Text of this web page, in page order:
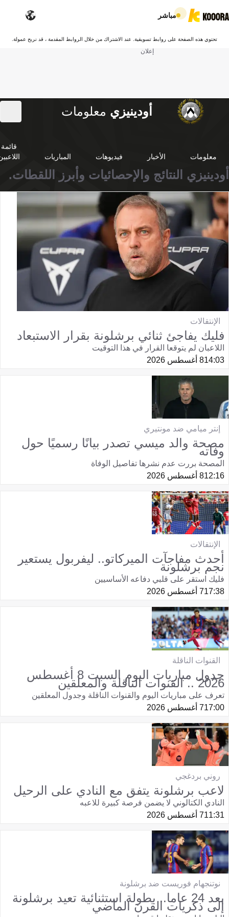
مباشر
تحتوي هذه الصفحة على روابط تسويقية. عند الاشتراك من خلال الروابط المقدمة ، قد نربح عمولة.
إعلان
أودينيزي معلومات
معلومات الأخبار فيديوهات المباريات
قائمة
أودينيزي النتائج والإحصائيات وأبرز اللقطات.
الإنتقالات
فليك يفاجئ ثنائي برشلونة بقرار الاستبعاد
اللاعبان لم يتوقعا القرار في هذا التوقيت
14:038 أغسطس 2026
إنتر ميامي ضد مونتيري
مصحة والد ميسي تصدر بيانًا رسميًا حول
وفاته
المصحة بررت عدم نشرها تفاصيل الوفاة
12:168 أغسطس 2026
الإنتقالات
أحدث مفاجآت الميركاتو.. ليفربول يستعير
نجم برشلونة
فليك استقر على قلبي دفاعه الأساسيين
17:387 أغسطس 2026
القنوات الناقلة
جدول مباريات اليوم السبت 8 أغسطس
2026 .. القنوات الناقلة والمعلقين
تعرف على مباريات اليوم والقنوات الناقلة وجدول المعلقين
17:007 أغسطس 2026
روني بردغجي
لاعب برشلونة يتفق مع النادي على الرحيل
النادي الكتالوني لا يضمن فرصة كبيرة للاعبه
11:317 أغسطس 2026
نوتنجهام فوريست ضد برشلونة
بعد 24 عاما.. بطولة استثنائية تعيد برشلونة
إلى ذكريات القرن الماضي